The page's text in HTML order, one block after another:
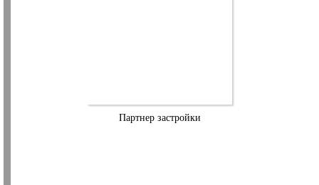
Партнер застройки